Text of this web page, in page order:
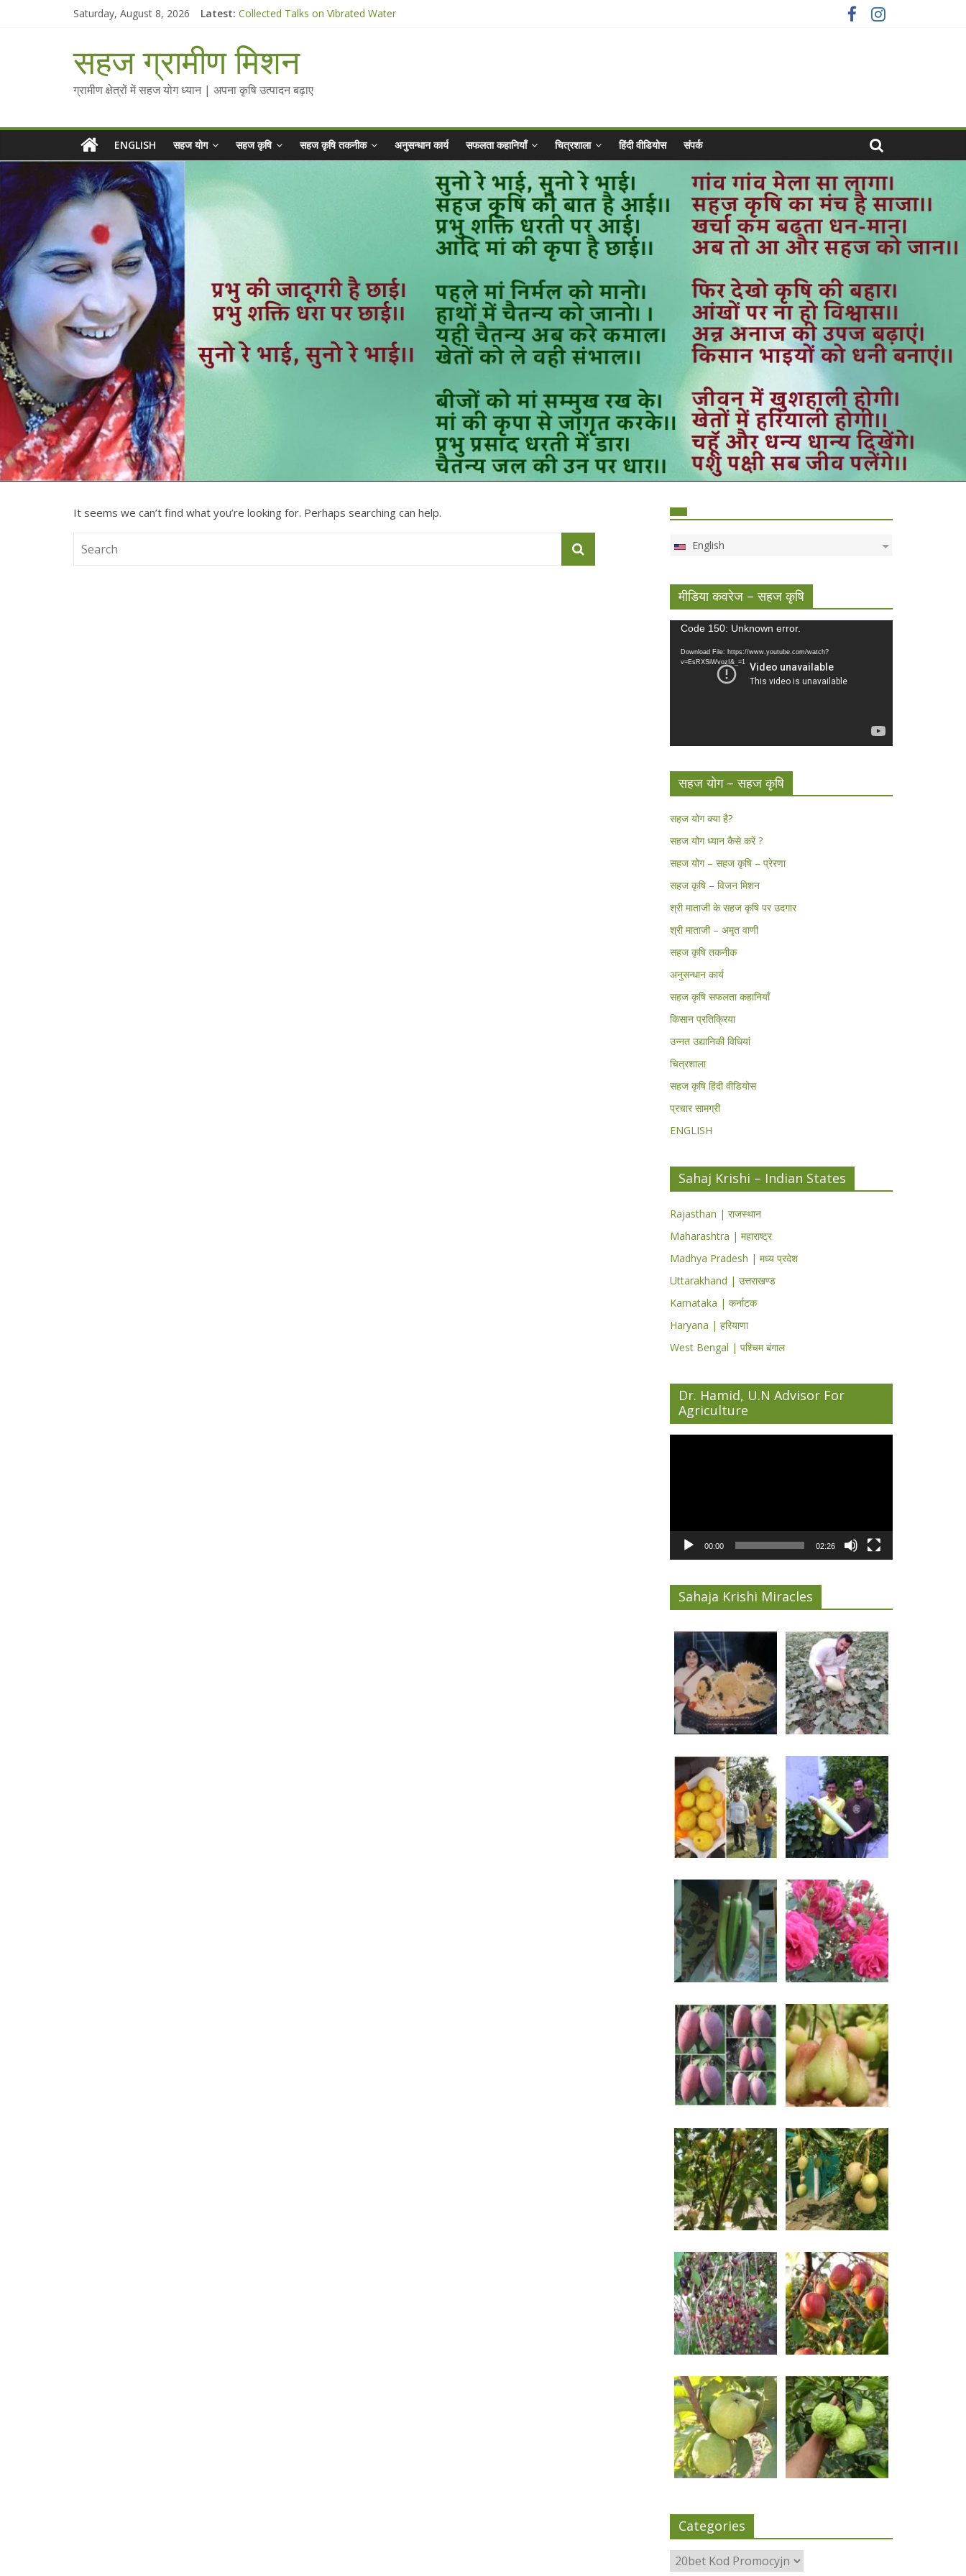
Saturday, August 8, 2026 Latest: Collected Talks on Vibrated Water
चैतन्यित जल pdf
Standee Designs @ 2025 for Sahaj Krishi Promotions
Chalo Gaon Ki Or Abhiyaan - 2025-26
सहज ग्रामीण मिशन
ग्रामीण क्षेत्रों में सहज योग ध्यान | अपना कृषि उत्पादन बढ़ाए
ENGLISH सहज योग सहज कृषि सहज कृषि तकनीक अनुसन्धान कार्य सफलता कहानियाँ चित्रशाला हिंदी वीडियोस संपर्क
It seems we can’t find what you’re looking for. Perhaps searching can help.
English
मीडिया कवरेज – सहज कृषि
Video
Code 150: Unknown error.
Download File: https://www.youtube.com/watch?
v=EsRXSiWvozI&_=1
सहज योग – सहज कृषि
सहज योग क्या है?
सहज योग ध्यान कैसे करें ?
सहज योग – सहज कृषि – प्रेरणा
सहज कृषि – विजन मिशन
श्री माताजी के सहज कृषि पर उदगार
श्री माताजी – अमृत वाणी
सहज कृषि तकनीक
अनुसन्धान कार्य
सहज कृषि सफलता कहानियाँ
किसान प्रतिक्रिया
उन्नत उद्यानिकी विधियां
चित्रशाला
सहज कृषि हिंदी वीडियोस
प्रचार सामग्री
ENGLISH
Sahaj Krishi – Indian States
Rajasthan | राजस्थान
Maharashtra | महाराष्ट्र
Madhya Pradesh | मध्य प्रदेश
Uttarakhand | उत्तराखण्ड
Karnataka | कर्नाटक
Haryana | हरियाणा
West Bengal | पश्चिम बंगाल
Dr. Hamid, U.N Advisor For
Agriculture
00:00 02:26
Sahaja Krishi Miracles
Categories
Categories